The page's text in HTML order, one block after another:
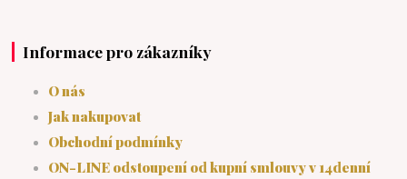
Informace pro zákazníky
O nás
Jak nakupovat
Obchodní podmínky
ON-LINE odstoupení od kupní smlouvy v 14denní